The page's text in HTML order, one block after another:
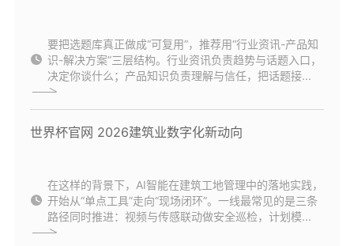
要把选题库真正做成“可复用”，推荐用“行业资讯-产品知
识-解决方案”三层结构。行业资讯负责趋势与话题入口，
决定你谈什么；产品知识负责理解与信任，把话题接...
世界杯官网 2026建筑业数字化新动向
在这样的背景下，AI智能在建筑工地管理中的落地实践，
开始从“单点工具”走向“现场闭环”。一线最常见的是三条
路径同时推进：视频与传感联动做安全巡检，计划模...